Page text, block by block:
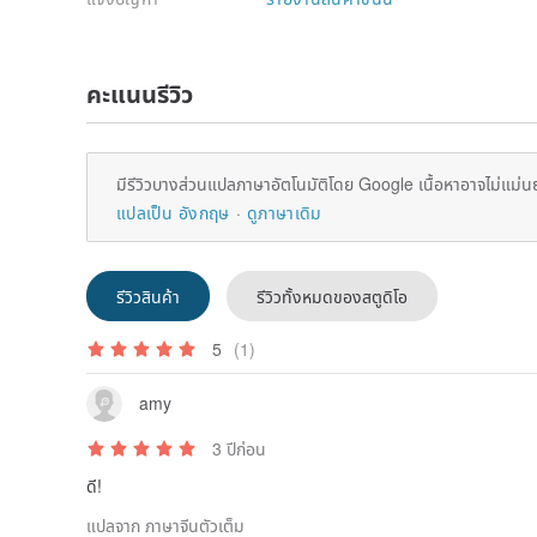
คะแนนรีวิว
มีรีวิวบางส่วนแปลภาษาอัตโนมัติโดย Google เนื้อหาอาจไม่แม่น
แปลเป็น อังกฤษ
ดูภาษาเดิม
รีวิวสินค้า รีวิวทั้งหมดของสตูดิโอ
5 (1)
amy
3 ปีก่อน
ดี!
แปลจาก ภาษาจีนตัวเต็ม